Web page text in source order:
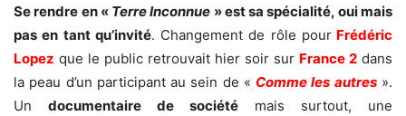
Se rendre en « Terre Inconnue » est sa spécialité, oui mais
pas en tant qu’invité. Changement de rôle pourFrédéric
Lopez que le public retrouvait hier soir sur France 2 dans
la peau d’un participant au sein de « Comme les autres».
Un documentaire de société mais surtout, une